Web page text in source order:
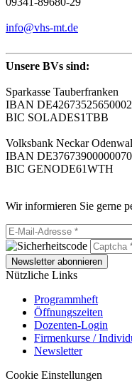
info@vhs-mt.de
Unsere BVs sind:
Sparkasse Tauberfranken
IBAN
BIC SOLADES1TBB
Volksbank Neckar
IBAN
BIC GENODE61WTH
Wir informieren Sie gerne
Newsletter abonnieren
Nützliche Links
Programmheft
Öffnungszeiten
Dozenten-Login
Firmenkurse /
Newsletter
Cookie Einstellungen